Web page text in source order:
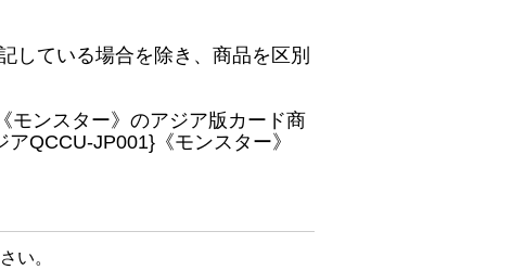
している場合を除き、商品を区別
モンスター》のアジア版カード商
QCCU-JP001}《モンスター》
い。